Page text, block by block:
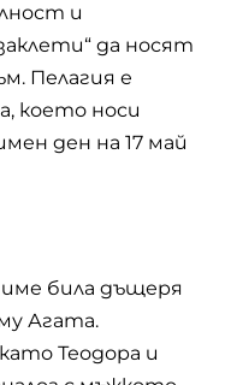
и
да носят
Пелагия е
което носи
ден на 17 май
била дъщеря
Агата.
Теодора и